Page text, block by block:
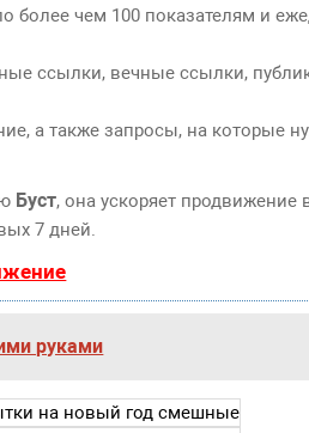
более чем 100 показателям и
ссылки, вечные ссылки,
а также запросы, на которые
Буст, она ускоряет продвижение
7 дней.
руками